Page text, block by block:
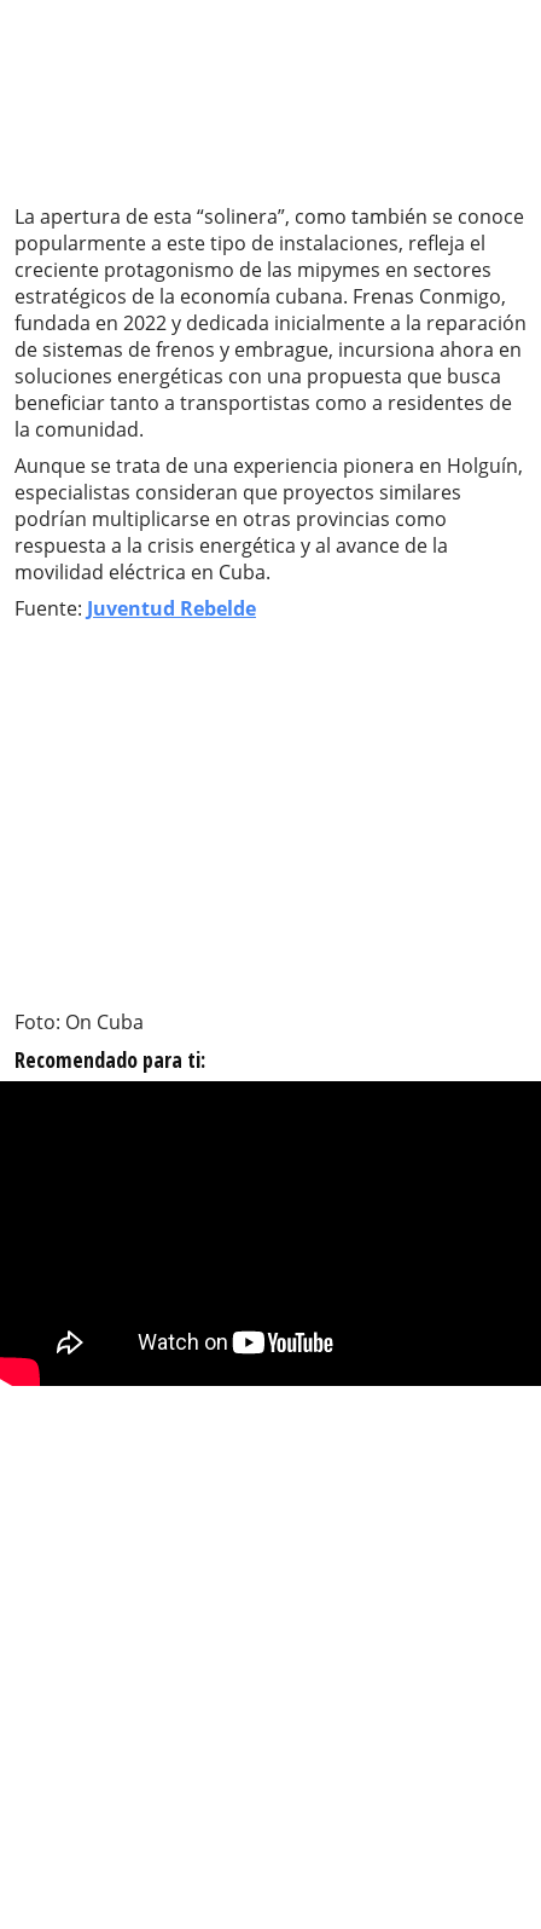
La apertura de esta “solinera”, como también se conoce
popularmente a este tipo de instalaciones, refleja el
creciente protagonismo de las mipymes en sectores
estratégicos de la economía cubana. Frenas Conmigo,
fundada en 2022 y dedicada inicialmente a la reparación
de sistemas de frenos y embrague, incursiona ahora en
soluciones energéticas con una propuesta que busca
beneficiar tanto a transportistas como a residentes de
la comunidad.
Aunque se trata de una experiencia pionera en Holguín,
especialistas consideran que proyectos similares
podrían multiplicarse en otras provincias como
respuesta a la crisis energética y al avance de la
movilidad eléctrica en Cuba.
Fuente: Juventud Rebelde
Foto: On Cuba
Recomendado para ti: